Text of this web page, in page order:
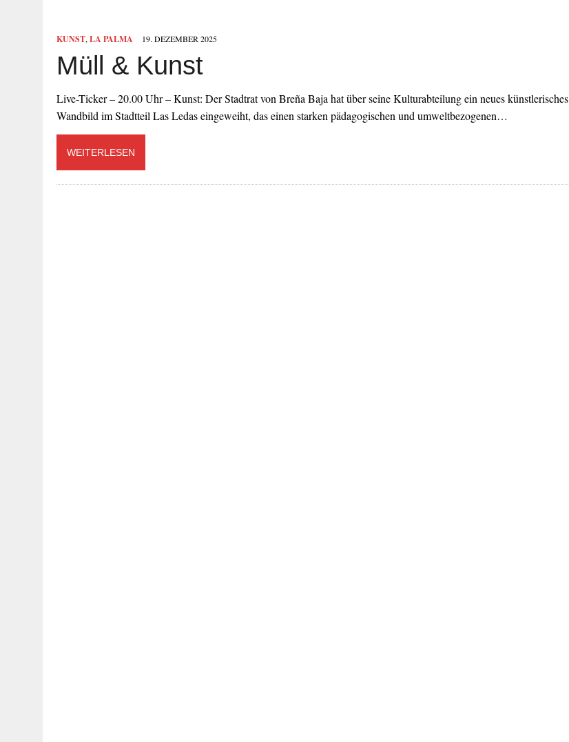
KUNST, LA PALMA 19. DEZEMBER 2025
Müll & Kunst
Live-Ticker – 20.00 Uhr – Kunst: Der Stadtrat von Breña Baja hat über seine Kulturabteilung ein neues künstlerisches
Wandbild im Stadtteil Las Ledas eingeweiht, das einen starken pädagogischen und umweltbezogenen…
WEITERLESEN